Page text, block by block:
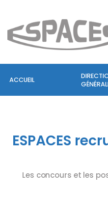
Aller
au
contenu
ACCUEIL
ESPACES
Les concours et les